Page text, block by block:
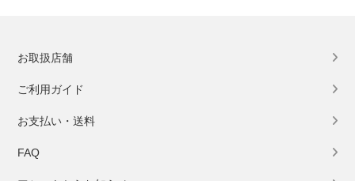
お取扱店舗
ご利用ガイド
お支払い・送料
FAQ